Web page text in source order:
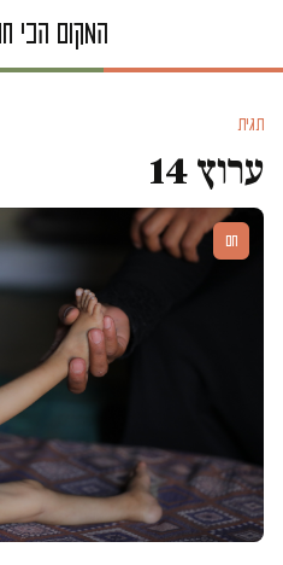
תגית
ערוץ 14
חם